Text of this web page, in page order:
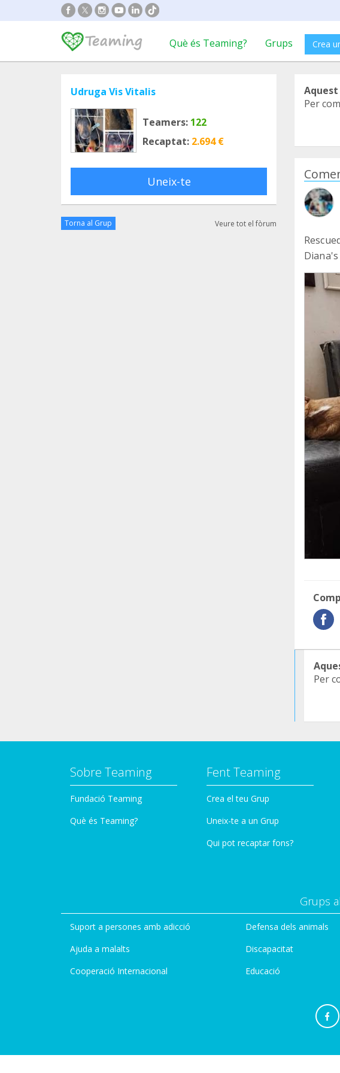
Què és Teaming? Grups Crea
Udruga Vis Vitalis
Teamers: 122
Recaptat: 2.694 €
Uneix-te
Torna al Grup Veure tot el fòrum
Per
Per
Sobre Teaming
Fundació Teaming
Què és Teaming?
Fent Teaming
Crea el teu Grup
Uneix-te a un Grup
Qui pot recaptar fons?
Grups
Suport a persones amb adicció
Ajuda a malalts
Cooperació Internacional
Defensa dels animals
Discapacitat
Educació